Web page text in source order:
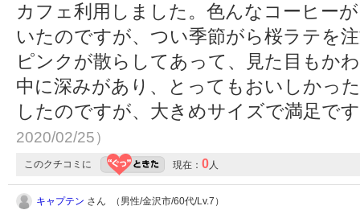
カフェ利用しました。色んなコーヒー
いたのですが、つい季節がら桜ラテを
ピンクが散らしてあって、見た目もか
中に深みがあり、とってもおいしかっ
したのですが、大きめサイズで満足で
2020/02/25）
このクチコミに 現在： 0人
キャプテン さん （男性/金沢市/60代/Lv.7）